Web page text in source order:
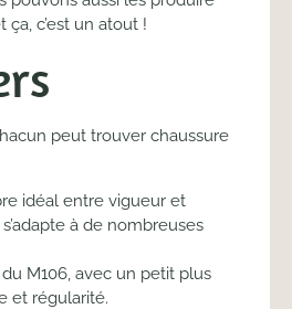
c’est un atout !
peut trouver chaussure
idéal entre vigueur et
à de nombreuses
M106, avec un petit plus
et régularité.